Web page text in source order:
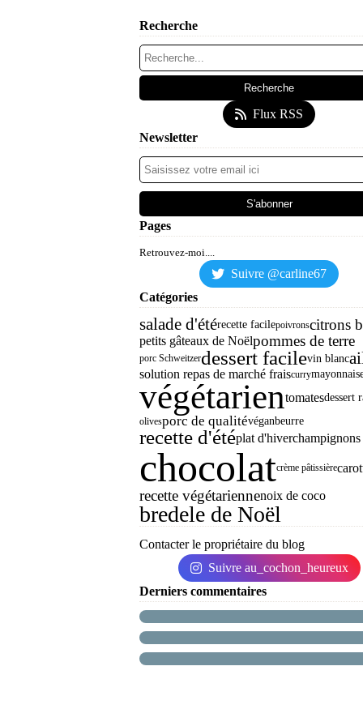
Recherche
Flux RSS
Newsletter
Pages
Retrouvez-moi....
Suivre @carline67
Catégories
salade d'étérecette facilepoivronscitrons
petits gâteaux de Noëlpommes de terre
porc Schweitzerdessert facilevin blanc
solution repas de marché fraiscurry
végétarientomatesdessert
olivesporc de qualitévéganbeurre
recette d'étéplat d'hiverchampignons
chocolatcrème pâtissière
recette végétariennenoix de coco
bredele de Noël
Contacter le propriétaire du blog
Suivre au_cochon_heureux
Derniers commentaires